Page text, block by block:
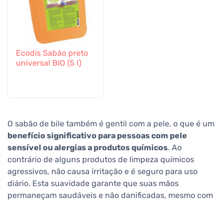
Ecodis Sabão preto
universal BIO (5 l)
O sabão de bile também é gentil com a pele, o que é um
benefício significativo para pessoas com pele
sensível ou alergias a produtos químicos. Ao
contrário de alguns produtos de limpeza químicos
agressivos, não causa irritação e é seguro para uso
diário. Esta suavidade garante que suas mãos
permaneçam saudáveis e não danificadas, mesmo com